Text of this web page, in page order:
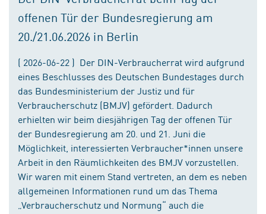
offenen Tür der Bundesregierung am
20./21.06.2026 in Berlin
( 2026-06-22 ) Der DIN-Verbraucherrat wird aufgrund
eines Beschlusses des Deutschen Bundestages durch
das Bundesministerium der Justiz und für
Verbraucherschutz (BMJV) gefördert. Dadurch
erhielten wir beim diesjährigen Tag der offenen Tür
der Bundesregierung am 20. und 21. Juni die
Möglichkeit, interessierten Verbraucher*innen unsere
Arbeit in den Räumlichkeiten des BMJV vorzustellen.
Wir waren mit einem Stand vertreten, an dem es neben
allgemeinen Informationen rund um das Thema
„Verbraucherschutz und Normung“ auch die